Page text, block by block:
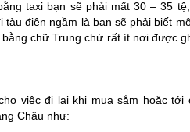
taxi bạn sẽ phải mất 30 – 35
điện ngầm là bạn sẽ phải biết
chữ Trung chứ rất ít nơi được
việc đi lại khi mua sắm hoặc
Châu như: